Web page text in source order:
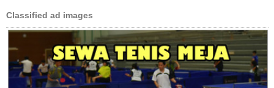
Classified ad images